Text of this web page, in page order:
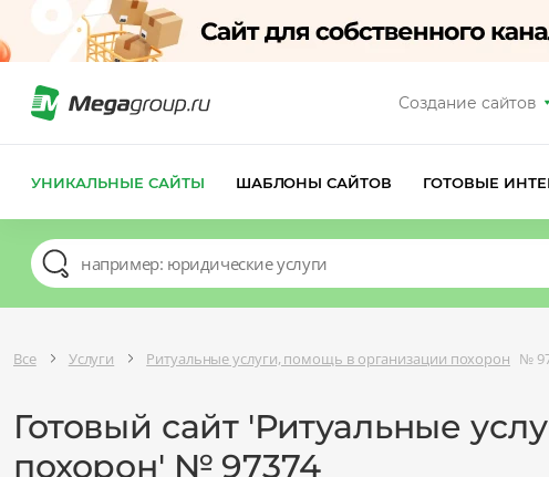
Создание сайтов
УНИКАЛЬНЫЕ САЙТЫ ШАБЛОНЫ САЙТОВ ГОТОВЫЕ
Все Услуги Ритуальные услуги, помощь в организации похорон №
Готовый сайт 'Ритуальные
похорон' № 97374